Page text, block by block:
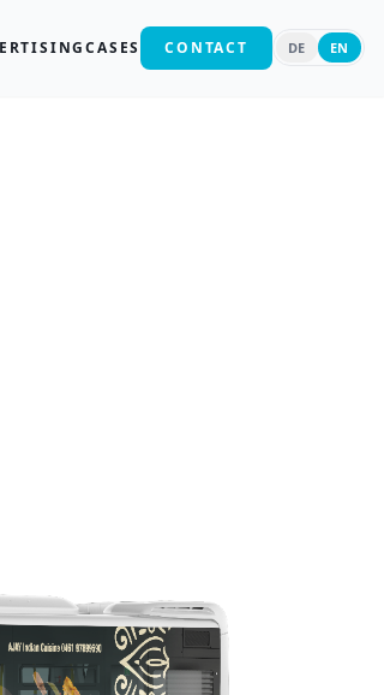
CASES CONTACT DE EN